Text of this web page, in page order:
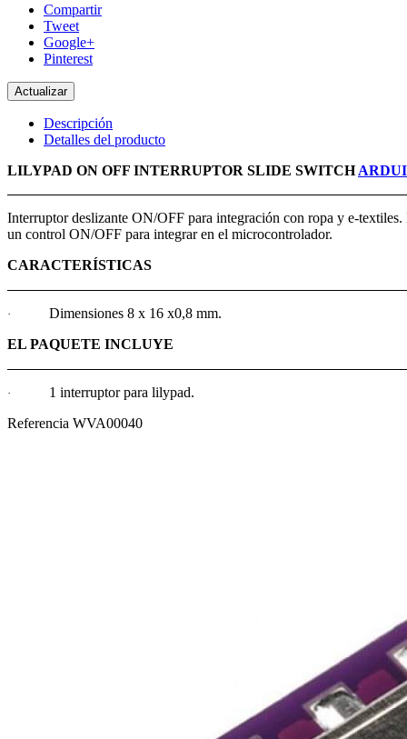
Compartir
Tweet
Google+
Pinterest
Descripción
Detalles del producto
LILYPAD ON OFF INTERRUPTOR SLIDE SWITCH
Interruptor deslizante ON/OFF para integración con ropa y e-
un control ON/OFF para integrar en el microcontrolador.
CARACTERÍSTICAS
·
Dimensiones 8 x 16 x0,8 mm.
EL PAQUETE INCLUYE
·
1 interruptor para lilypad.
Referencia WVA00040